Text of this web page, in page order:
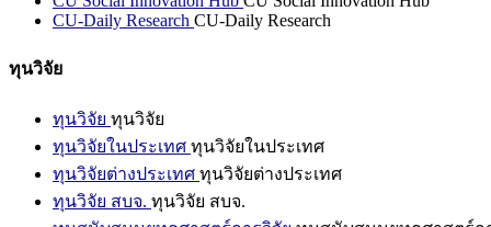
CU-Daily Research CU-Daily Research
ทุนวิจัย
ทุนวิจัย ทุนวิจัย
ทุนวิจัยในประเทศ ทุนวิจัยในประเทศ
ทุนวิจัยต่างประเทศ ทุนวิจัยต่างประเทศ
ทุนวิจัย สบจ. ทุนวิจัย สบจ.